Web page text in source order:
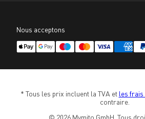
Nous acceptons
* Tous les prix incluent la TVA et les frais
contraire.
© 2026 Mymito GmbH. Tous